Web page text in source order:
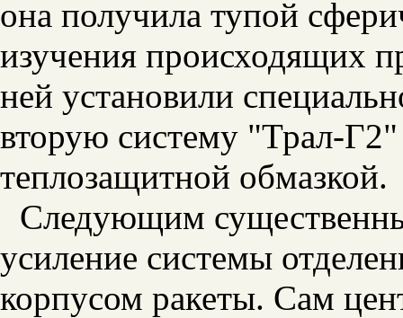
она получила тупой
изучения происходящих
ней установили
вторую систему "Трал-
теплозащитной обмазкой.
Следующим
усиление системы
корпусом ракеты. Сам